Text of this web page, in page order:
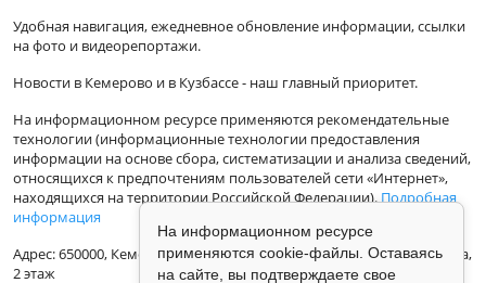
Удобная навигация, ежедневное обновление информации, ссылки
на фото и видеорепортажи.
Новости в Кемерово и в Кузбассе - наш главный приоритет.
На информационном ресурсе применяются рекомендательные
технологии (информационные технологии предоставления
информации на основе сбора, систематизации и анализа сведений,
относящихся к предпочтениям пользователей сети «Интернет»,
находящихся на территории Российской Федерации).Подробная
информация
Адрес: 650000, Кемеровская Область, г.Кемерово, ул.Кузбасская 33а,
2 этаж
На информационном ресурсе
применяются cookie-файлы. Оставаясь
на сайте, вы подтверждаете свое